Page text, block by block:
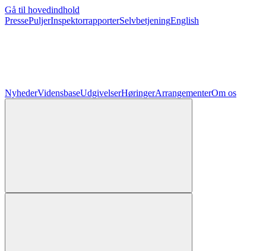
Gå til hovedindhold
PressePuljerInspektorrapporterSelvbetjeningEnglish
NyhederVidensbaseUdgivelserHøringerArrangementerOm os